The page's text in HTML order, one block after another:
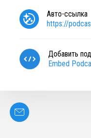
Авто-ссылка
https://
Добавить
Embed